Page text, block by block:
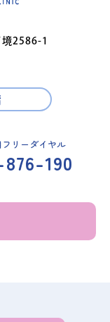
2586-1
リーダイヤル
190